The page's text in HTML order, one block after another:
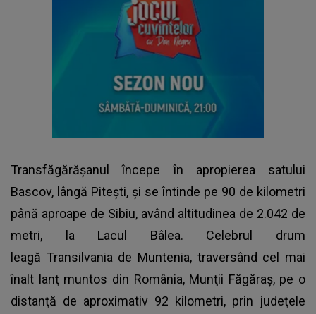
Transfăgărășanul începe în apropierea satului
Bascov, lângă Pitești, și se întinde pe 90 de kilometri
până aproape de Sibiu, având altitudinea de 2.042 de
metri, la Lacul Bâlea. Celebrul drum
leagă Transilvania de Muntenia, traversând cel mai
înalt lanţ muntos din România, Munţii Făgăraş, pe o
distanţă de aproximativ 92 kilometri, prin judeţele